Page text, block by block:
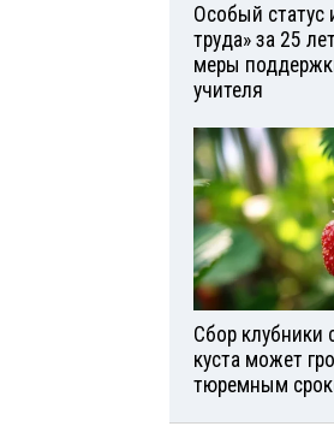
Особый статус
труда» за 25
меры
учителя
Сбор клубники
куста может
тюремным